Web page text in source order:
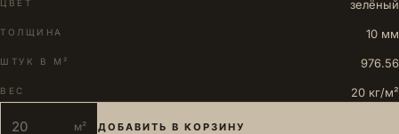
ЦВЕТ зелёный
ТОЛЩИНА 10 мм
ШТУК В М² 976.56
ВЕС 20 кг/м²
м² ДОБАВИТЬ В КОРЗИНУ